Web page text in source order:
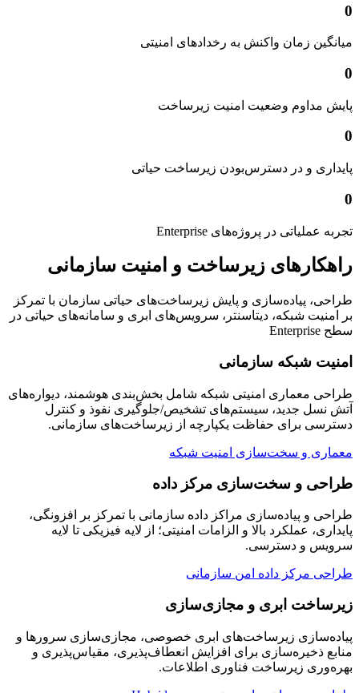
0
میانگین زمان واکنش به رخدادهای امنیتی
0
پایش مداوم وضعیت امنیت زیرساخت
0
پایداری و در دسترس‌بودن زیرساخت حیاتی
0
تجربه عملیاتی در پروژه‌های Enterprise
راهکارهای زیرساخت و امنیت سازمانی
طراحی، پیاده‌سازی و پایش زیرساخت‌های حیاتی سازمان با تمرکز
بر امنیت شبکه، دیتاسنتر، سرویس‌های ابری و سامانه‌های حیاتی در
سطح Enterprise
امنیت شبکه سازمانی
طراحی معماری امنیتی شبکه شامل بخش‌بندی هوشمند، دیواره‌های
آتش نسل جدید، سیستم‌های تشخیص/جلوگیری نفوذ و کنترل
دسترسی برای حفاظت یکپارچه از زیرساخت‌های سازمانی.
معماری و سخت‌سازی امنیت شبکه
طراحی و سخت‌سازی مرکز داده
طراحی و پیاده‌سازی مراکز داده سازمانی با تمرکز بر افزونگی،
پایداری، عملکرد بالا و الزامات امنیتی؛ از لایه فیزیکی تا لایه
سرویس و دسترسی.
طراحی مرکز داده امن سازمانی
زیرساخت ابری و مجازی‌سازی
پیاده‌سازی زیرساخت‌های ابری خصوصی، مجازی‌سازی سرورها و
منابع ذخیره‌سازی برای افزایش انعطاف‌پذیری، مقیاس‌پذیری و
بهره‌وری زیرساخت فناوری اطلاعات.